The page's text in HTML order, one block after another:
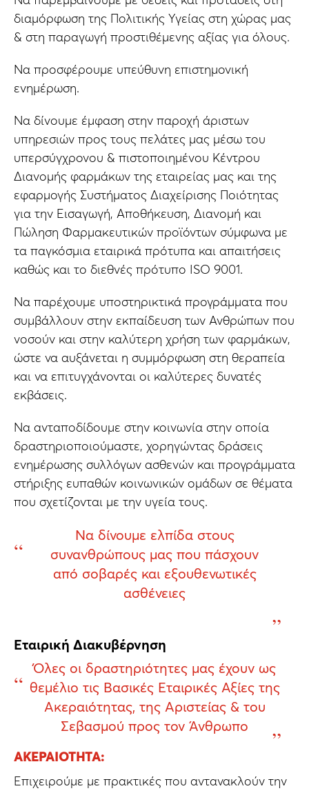
διαμόρφωση της Πολιτικής Υγείας στη χώρας μας
& στη παραγωγή προστιθέμενης αξίας για όλους.
Να προσφέρουμε υπεύθυνη επιστημονική
ενημέρωση.
Να δίνουμε έμφαση στην παροχή άριστων
υπηρεσιών προς τους πελάτες μας μέσω του
υπερσύγχρονου & πιστοποιημένου Κέντρου
Διανομής φαρμάκων της εταιρείας μας και της
εφαρμογής Συστήματος Διαχείρισης Ποιότητας
για την Εισαγωγή, Αποθήκευση, Διανομή και
Πώληση Φαρμακευτικών προϊόντων σύμφωνα με
τα παγκόσμια εταιρικά πρότυπα και απαιτήσεις
καθώς και το διεθνές πρότυπο ISO 9001.
Να παρέχουμε υποστηρικτικά προγράμματα που
συμβάλλουν στην εκπαίδευση των Ανθρώπων που
νοσούν και στην καλύτερη χρήση των φαρμάκων,
ώστε να αυξάνεται η συμμόρφωση στη θεραπεία
και να επιτυγχάνονται οι καλύτερες δυνατές
εκβάσεις.
Να ανταποδίδουμε στην κοινωνία στην οποία
δραστηριοποιούμαστε, χορηγώντας δράσεις
ενημέρωσης συλλόγων ασθενών και προγράμματα
στήριξης ευπαθών κοινωνικών ομάδων σε θέματα
που σχετίζονται με την υγεία τους.
Να δίνουμε ελπίδα στους
συνανθρώπους μας που πάσχουν
από σοβαρές και εξουθενωτικές
ασθένειες
Εταιρική Διακυβέρνηση
Όλες οι δραστηριότητες μας έχουν ως
θεμέλιο τις Βασικές Εταιρικές Αξίες της
Ακεραιότητας, της Αριστείας & του
Σεβασμού προς τον Άνθρωπο
ΑΚΕΡΑΙΌΤΗΤΑ:
Επιχειρούμε με πρακτικές που αντανακλούν την